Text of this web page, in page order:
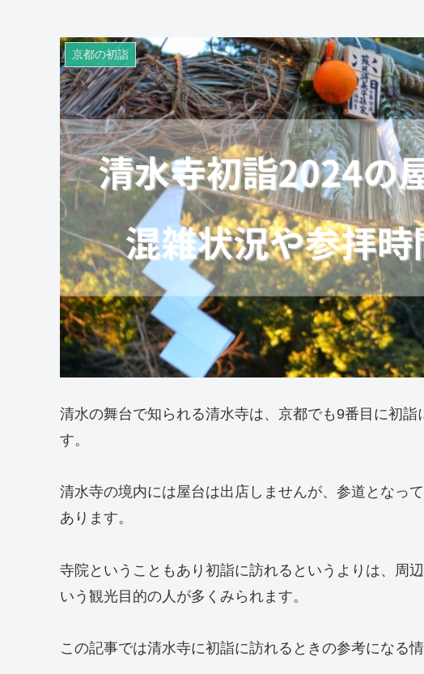
京都の初詣
清水の舞台で知られる清水寺は、京都でも9番目に初
す。
清水寺の境内には屋台は出店しませんが、参道となっ
あります。
寺院ということもあり初詣に訪れるというよりは、周
いう観光目的の人が多くみられます。
この記事では清水寺に初詣に訪れるときの参考になる